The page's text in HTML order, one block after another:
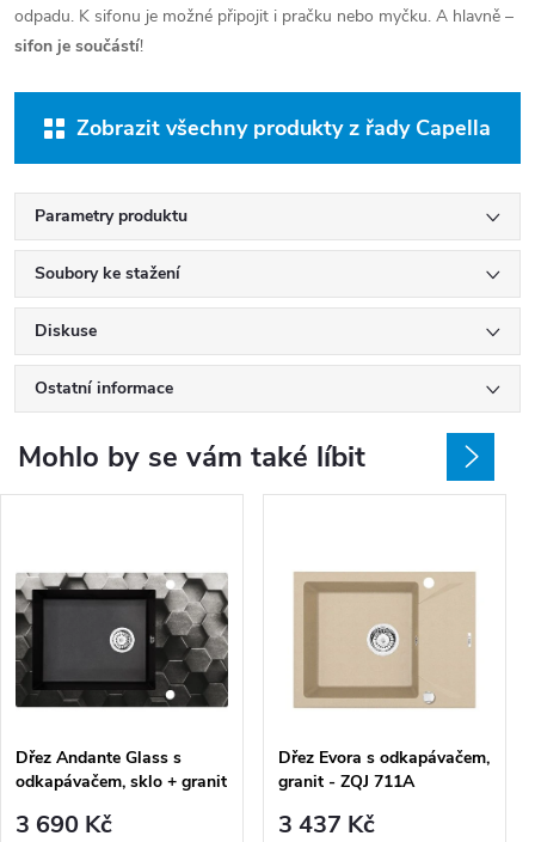
odpadu. K sifonu je možné připojit i pračku nebo myčku. A hlavně –
sifon je součástí!
Zobrazit všechny produkty z řady Capella
Parametry produktu
Soubory ke stažení
Diskuse
Ostatní informace
Mohlo by se vám také líbit
Dřez Andante Glass s
odkapávačem, sklo + granit
3 690 Kč
Dřez Evora s odkapávačem,
granit - ZQJ 711A
3 437 Kč